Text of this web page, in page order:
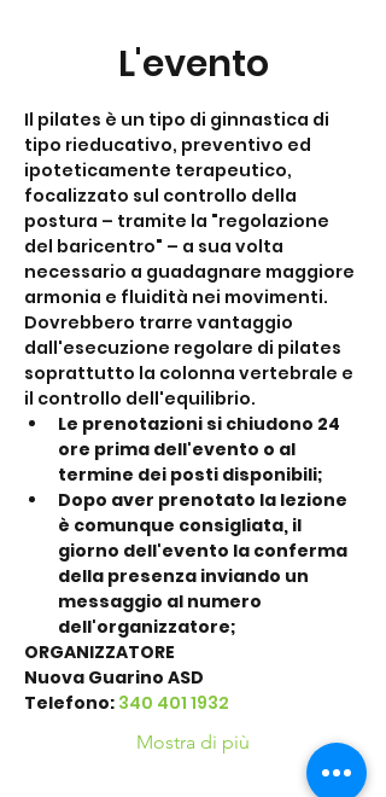
L'evento
Il pilates è un tipo di ginnastica di
tipo rieducativo, preventivo ed
ipoteticamente terapeutico,
focalizzato sul controllo della
postura – tramite la "regolazione
del baricentro" – a sua volta
necessario a guadagnare maggiore
armonia e fluidità nei movimenti.
Dovrebbero trarre vantaggio
dall'esecuzione regolare di pilates
soprattutto la colonna vertebrale e
il controllo dell'equilibrio.
Le prenotazioni si chiudono 24
ore prima dell'evento o al
termine dei posti disponibili;
Dopo aver prenotato la lezione
è comunque consigliata, il
giorno dell'evento la conferma
della presenza inviando un
messaggio al numero
dell'organizzatore;
ORGANIZZATORE
Nuova Guarino ASD
Telefono: 340 401 1932
Mostra di più